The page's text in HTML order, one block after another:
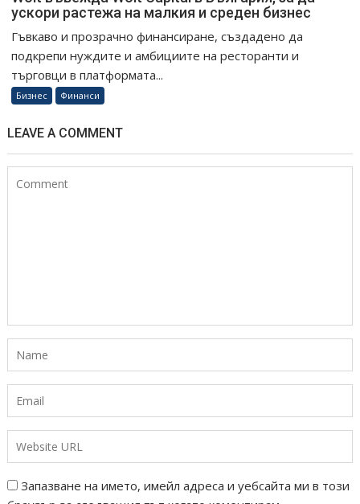
ускори растежа на малкия и среден бизнес
Гъвкаво и прозрачно финансиране, създадено да
подкрепи нуждите и амбициите на ресторанти и
търговци в платформата...
Бизнес Финанси
LEAVE A COMMENT
Запазване на името, имейл адреса и уебсайта ми в този